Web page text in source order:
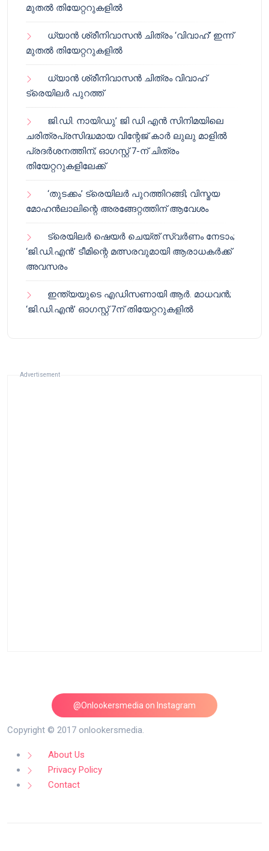
മുതൽ തിയേറ്ററുകളിൽ
ധ്യാൻ ശ്രീനിവാസൻ ചിത്രം ‘വിവാഹ്’ ഇന്ന്
മുതൽ തിയേറ്ററുകളിൽ
ധ്യാൻ ശ്രീനിവാസൻ ചിത്രം വിവാഹ്
ട്രെയിലർ പുറത്ത്
ജി.ഡി. നായിഡു’ ജി ഡി എൻ സിനിമയിലെ
ചരിത്രപ്രസിദ്ധമായ വിന്റേജ് കാർ ലുലു മാളിൽ
പ്രദർശനത്തിന്; ഓഗസ്റ്റ് 7-ന് ചിത്രം
തിയേറ്ററുകളിലേക്ക്
‘തുടക്കം’ ട്രെയിലർ പുറത്തിറങ്ങി; വിസ്മയ
മോഹൻലാലിന്റെ അരങ്ങേറ്റത്തിന് ആവേശം
ട്രെയിലർ ഷെയർ ചെയ്‌ത് സ്വർണം നേടാം;
‘ജി.ഡി.എൻ’ ടീമിന്റെ മത്സരവുമായി ആരാധകർക്ക്
അവസരം
ഇന്ത്യയുടെ എഡിസണായി ആർ. മാധവൻ;
‘ജി.ഡി.എൻ’ ഓഗസ്റ്റ് 7ന് തിയേറ്ററുകളിൽ
Advertisement
@Onlookersmedia on Instagram
Follow on Instagram
Copyright © 2017 onlookersmedia.
About Us
Privacy Policy
Contact